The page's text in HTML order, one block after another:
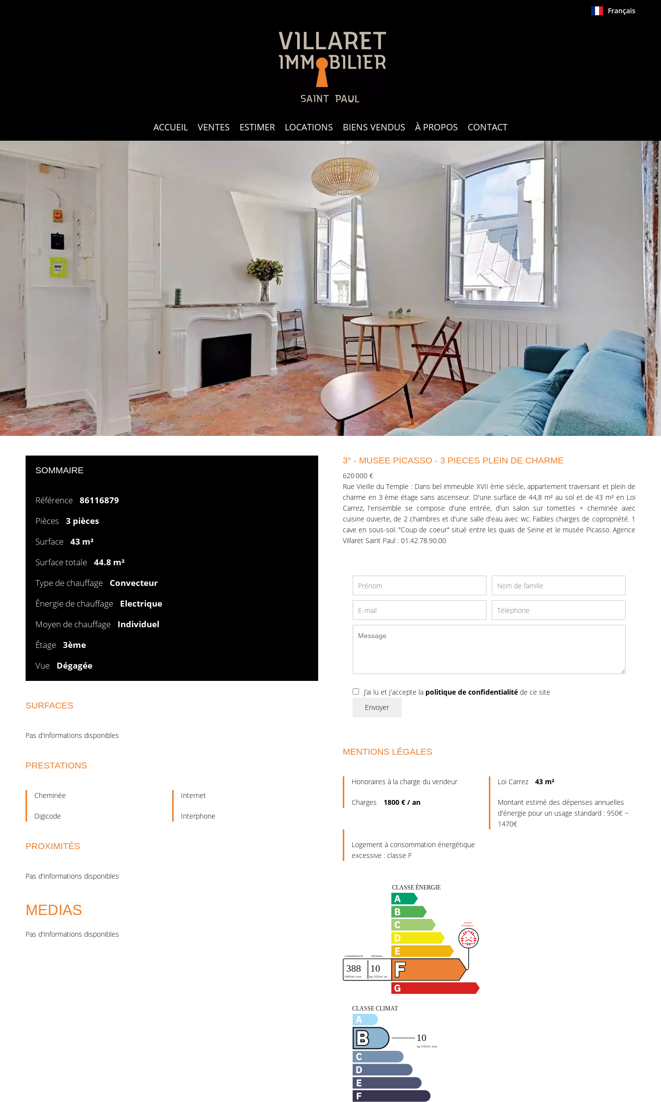
Français
ACCUEIL VENTES ESTIMER LOCATIONS BIENS VENDUS À PROPOS CONTACT
SOMMAIRE
Référence
86116879
Pièces
3 pièces
Surface
43 m²
Surface totale
44.8 m²
Type de chauffage
Convecteur
Énergie de chauffage
Electrique
Moyen de chauffage
Individuel
Étage
3ème
Vue
Dégagée
SURFACES
Pas d'informations disponibles
PRESTATIONS
Cheminée Internet
Digicode Interphone
PROXIMITÉS
Pas d'informations disponibles
MEDIAS
Pas d'informations disponibles
3° - MUSEE PICASSO - 3 PIECES PLEIN DE CHARME
620 000 €
Rue Vieille du Temple : Dans bel immeuble XVII ème siècle, appartement traversant et plein de
charme en 3 ème étage sans ascenseur. D'une surface de 44,8 m² au sol et de 43 m² en Loi
Carrez, l'ensemble se compose d'une entrée, d'un salon sur tomettes + cheminée avec
cuisine ouverte, de 2 chambres et d'une salle d'eau avec wc. Faibles charges de copropriété. 1
cave en sous-sol. "Coup de coeur" situé entre les quais de Seine et le musée Picasso. Agence
Villaret Saint Paul : 01.42.78.90.00
J’ai lu et j'accepte la politique de confidentialitéde ce site
Envoyer
MENTIONS LÉGALES
Honoraires à la charge du vendeur Loi Carrez 43 m²
Charges 1800 € / an
Montant estimé des dépenses annuelles
d'énergie pour un usage standard : 950€ ~
1470€
Logement à consommation énergétique
excessive : classe F